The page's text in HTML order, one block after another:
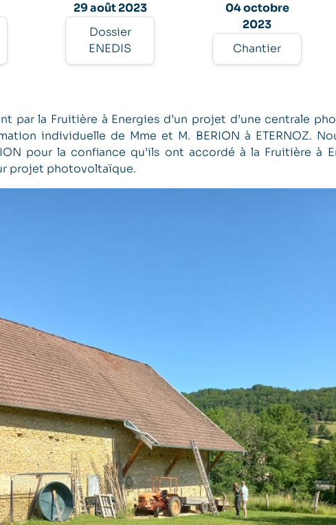
29 août 2023
Dossier
ENEDIS
04 octobre
2023
Chantier
par la Fruitière à Energies d’un projet d’une centrale
individuelle de Mme et M. BERION à ETERNOZ.
pour la confiance qu’ils ont accordé à la Fruitière à
projet photovoltaïque.